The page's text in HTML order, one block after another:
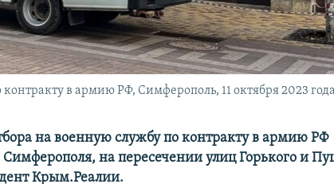
в армию РФ, Симферополь, 11 октября 2023 года
на военную службу по контракту в армию РФ
Симферополя, на пересечении улиц Горького и
Крым.Реалии.